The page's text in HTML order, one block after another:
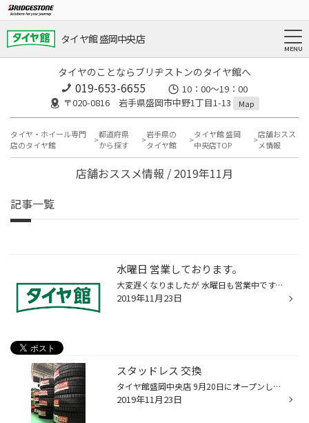
タイヤ館 盛岡中央店
タイヤのことならブリヂストンのタイヤ館へ
019-653-6655
10：00～19：00
〒020-0816 岩手県盛岡市中野1丁目1-13
Map
タイヤ・ホイール専門
店のタイヤ館
都道府県
から探す
岩手県の
タイヤ館
タイヤ館 盛岡
中央店TOP
店舗おスス
メ情報
店舗おススメ情報 / 2019年11月
記事一覧
水曜日 営業しております。
大変遅くなりましたが 水曜日も営業中です。 通常 水曜日は定休日を いただいておりますが 11月は 営業中です！ よろしくお願いいたします。
2019年11月23日
スタッドレス 交換
タイヤ館盛岡中央店 9月20日にオープンして 約2ヵ月となりました(*´ω｀*) タイヤ館モリオカ と ミスタータイヤマン茶畑店 のお客様が続々と新店舗へ ご来店くださってます(´∀`｡)ﾉ ありがとうございます。 まーだまだ 夏タイヤのお車もお見受けします。 当店にて お預かりしとります冬タイヤも まー...
2019年11月23日